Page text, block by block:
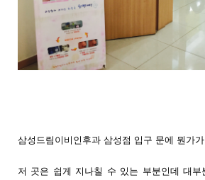
삼성드림이비인후과 삼성점 입구 문에 뭔가
저 곳은 쉽게 지나칠 수 있는 부분인데 대부